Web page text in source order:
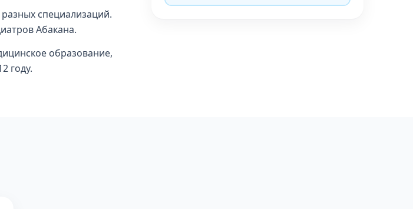
специализаций.
Абакана.
образование,
году.